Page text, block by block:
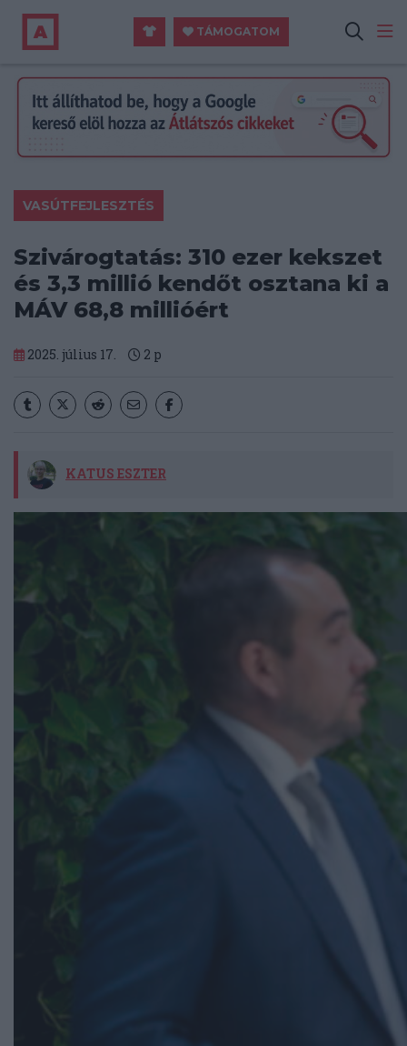
TÁMOGATOM
VASÚTFEJLESZTÉS
Szivárogtatás: 310 ezer kekszet
és 3,3 millió kendőt osztana ki a
MÁV 68,8 millióért
2025. július 17. 2 p
KATUS ESZTER